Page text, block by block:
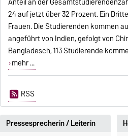
24 auf jetzt über 32 Prozent. Ein
Frauen. Die Studierenden kommen
angeführt von Indien, gefolgt von
Bangladesch, 113 Studierende
mehr ...
RSS
Pressesprecherin / Leiterin